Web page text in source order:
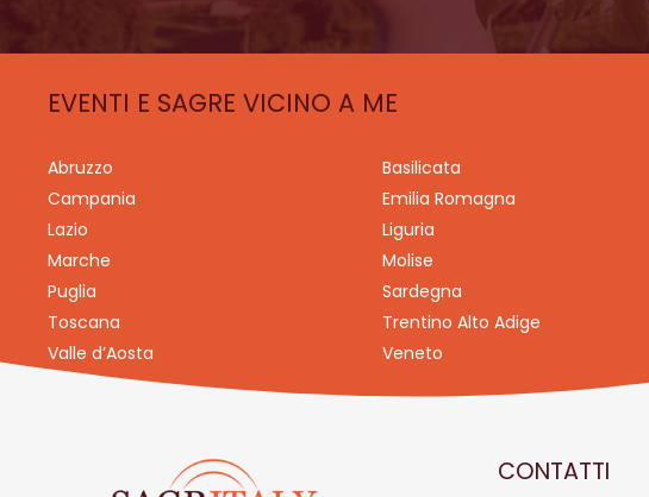
EVENTI E SAGRE VICINO A ME
Abruzzo Basilicata
Campania
Emilia Romagna
Lazio
Liguria
Marche
Molise
Puglia
Sardegna
Toscana
Trentino Alto Adige
Valle d’Aosta
Veneto
CONTATTI